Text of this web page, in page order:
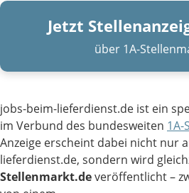
Jetzt
über 1A-
jobs-beim-lieferdienst.de ist ein
im Verbund des bundesweiten
Anzeige erscheint dabei nicht nur
lieferdienst.de, sondern wird
Stellenmarkt.deveröffentlicht –